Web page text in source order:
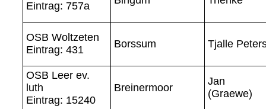
Eintrag: 757a
OSB Woltzeten
Eintrag: 431
Borssum Tjalle
OSB Leer ev.
luth
Eintrag: 15240
Breinermoor
Jan
(Graewe)